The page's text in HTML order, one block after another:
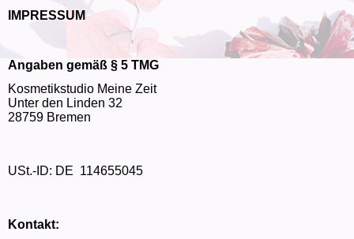
IMPRESSUM
Angaben gemäß § 5 TMG
Kosmetikstudio Meine Zeit
Unter den Linden 32
28759 Bremen
USt.-ID: DE 114655045
Kontakt: